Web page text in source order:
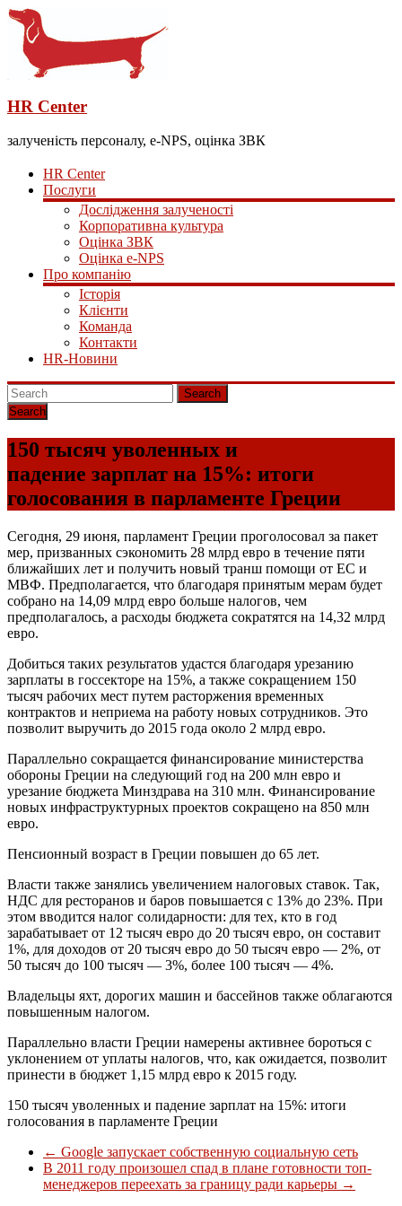
HR Center
залученість персоналу, e-NPS, оцінка ЗВК
HR Center
Послуги
Дослідження залученості
Корпоративна культура
Оцінка ЗВК
Оцінка e-NPS
Про компанію
Історія
Клієнти
Команда
Контакти
HR-Новини
Search
150 тысяч уволенных и
падение зарплат на 15%: итоги
голосования в парламенте Греции
Сегодня, 29 июня, парламент Греции проголосовал за пакет
мер, призванных сэкономить 28 млрд евро в течение пяти
ближайших лет и получить новый транш помощи от ЕС и
МВФ. Предполагается, что благодаря принятым мерам будет
собрано на 14,09 млрд евро больше налогов, чем
предполагалось, а расходы бюджета сократятся на 14,32 млрд
евро.
Добиться таких результатов удастся благодаря урезанию
зарплаты в госсекторе на 15%, а также сокращением 150
тысяч рабочих мест путем расторжения временных
контрактов и неприема на работу новых сотрудников. Это
позволит выручить до 2015 года около 2 млрд евро.
Параллельно сокращается финансирование министерства
обороны Греции на следующий год на 200 млн евро и
урезание бюджета Минздрава на 310 млн. Финансирование
новых инфраструктурных проектов сокращено на 850 млн
евро.
Пенсионный возраст в Греции повышен до 65 лет.
Власти также занялись увеличением налоговых ставок. Так,
НДС для ресторанов и баров повышается с 13% до 23%. При
этом вводится налог солидарности: для тех, кто в год
зарабатывает от 12 тысяч евро до 20 тысяч евро, он составит
1%, для доходов от 20 тысяч евро до 50 тысяч евро — 2%, от
50 тысяч до 100 тысяч — 3%, более 100 тысяч — 4%.
Владельцы яхт, дорогих машин и бассейнов также облагаются
повышенным налогом.
Параллельно власти Греции намерены активнее бороться с
уклонением от уплаты налогов, что, как ожидается, позволит
принести в бюджет 1,15 млрд евро к 2015 году.
150 тысяч уволенных и падение зарплат на 15%: итоги
голосования в парламенте Греции
← Google запускает собственную социальную сеть
В 2011 году произошел спад в плане готовности топ-
менеджеров переехать за границу ради карьеры →